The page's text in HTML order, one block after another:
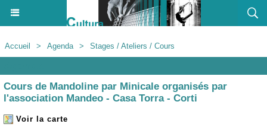
Accueil > Agenda > Stages / Ateliers / Cours
Cours de Mandoline par Minicale organisés par
l'association Mandeo - Casa Torra - Corti
Voir la carte